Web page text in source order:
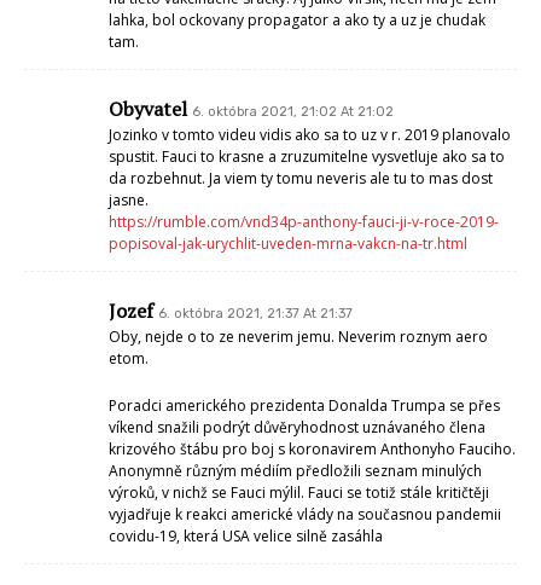
lahka, bol ockovany propagator a ako ty a uz je chudak
tam.
Obyvatel 6. októbra 2021, 21:02 At 21:02
Jozinko v tomto videu vidis ako sa to uz v r. 2019 planovalo
spustit. Fauci to krasne a zruzumitelne vysvetluje ako sa to
da rozbehnut. Ja viem ty tomu neveris ale tu to mas dost
jasne.
https://rumble.com/vnd34p-anthony-fauci-ji-v-roce-2019-
popisoval-jak-urychlit-uveden-mrna-vakcn-na-tr.html
Jozef 6. októbra 2021, 21:37 At 21:37
Oby, nejde o to ze neverim jemu. Neverim roznym aero
etom.
Poradci amerického prezidenta Donalda Trumpa se přes
víkend snažili podrýt důvěryhodnost uznávaného člena
krizového štábu pro boj s koronavirem Anthonyho Fauciho.
Anonymně různým médiím předložili seznam minulých
výroků, v nichž se Fauci mýlil. Fauci se totiž stále kritičtěji
vyjadřuje k reakci americké vlády na současnou pandemii
covidu-19, která USA velice silně zasáhla